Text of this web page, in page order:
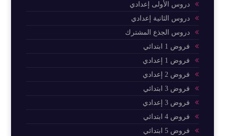
دروس الأولى إعدادي
دروس الثانية إعدادي
دروس الجذع المشترك
فروض 1 ابتدائي
فروض 1 إعدادي
فروض 2 إعدادي
فروض 3 ابتدائي
فروض 3 إعدادي
فروض 4 ابتدائي
فروض 5 ابتدائي